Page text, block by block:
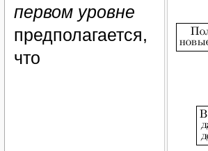
первом уровне
предполагается,
что